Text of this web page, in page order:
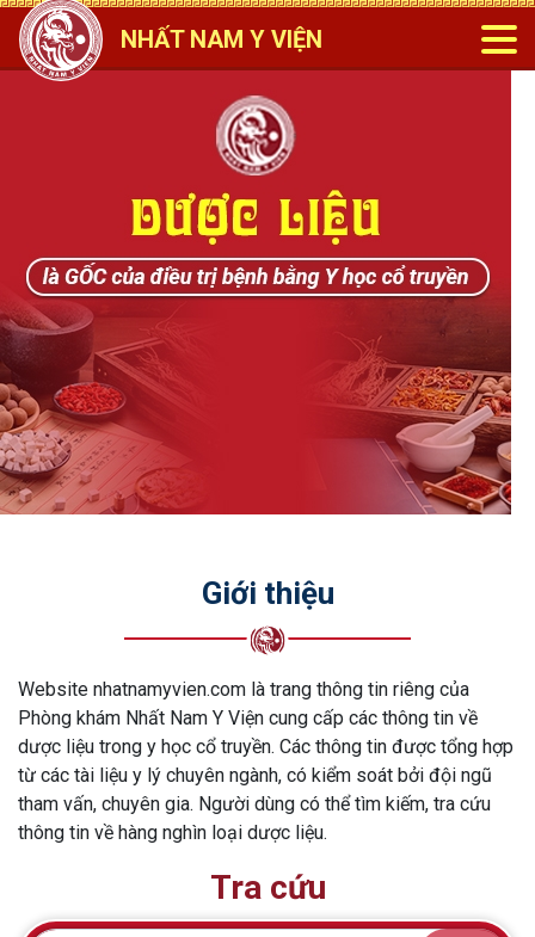
NHẤT NAM Y VIỆN
Giới thiệu
Website nhatnamyvien.com là trang thông tin riêng của
Phòng khám Nhất Nam Y Viện cung cấp các thông tin về
dược liệu trong y học cổ truyền. Các thông tin được tổng hợp
từ các tài liệu y lý chuyên ngành, có kiểm soát bởi đội ngũ
tham vấn, chuyên gia. Người dùng có thể tìm kiếm, tra cứu
thông tin về hàng nghìn loại dược liệu.
Tra cứu